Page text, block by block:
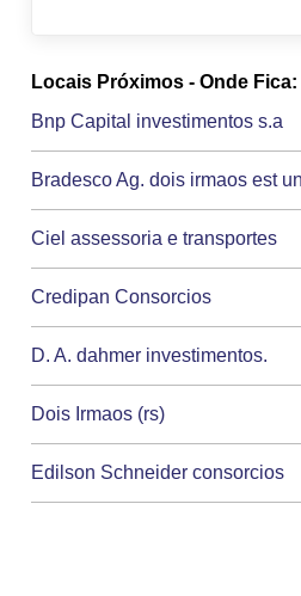
Locais Próximos - Onde Fica:
Bnp Capital investimentos s.a
Bradesco Ag. dois irmaos est
Ciel assessoria e transportes
Credipan Consorcios
D. A. dahmer investimentos.
Dois Irmaos (rs)
Edilson Schneider consorcios